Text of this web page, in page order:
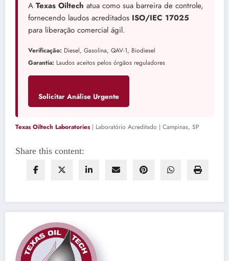
A Texas Oiltech atua como sua barreira de controle,
fornecendo laudos acreditados ISO/IEC 17025
para liberação comercial ágil.
Verificação: Diesel, Gasolina, QAV-1, Biodiesel
Garantia: Laudos aceitos pelos órgãos reguladores
Solicitar Análise Urgente
Texas Oiltech Laboratories| Laboratório Acreditado | Campinas, SP
Share this content: